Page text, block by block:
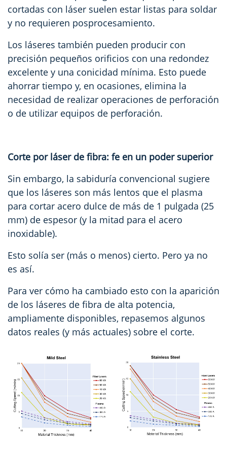
cortadas con láser suelen estar listas para soldar
y no requieren posprocesamiento.
Los láseres también pueden producir con
precisión pequeños orificios con una redondez
excelente y una conicidad mínima. Esto puede
ahorrar tiempo y, en ocasiones, elimina la
necesidad de realizar operaciones de perforación
o de utilizar equipos de perforación.
Corte por láser de fibra: fe en un poder superior
Sin embargo, la sabiduría convencional sugiere
que los láseres son más lentos que el plasma
para cortar acero dulce de más de 1 pulgada (25
mm) de espesor (y la mitad para el acero
inoxidable).
Esto solía ser (más o menos) cierto. Pero ya no
es así.
Para ver cómo ha cambiado esto con la aparición
de los láseres de fibra de alta potencia,
ampliamente disponibles, repasemos algunos
datos reales (y más actuales) sobre el corte.